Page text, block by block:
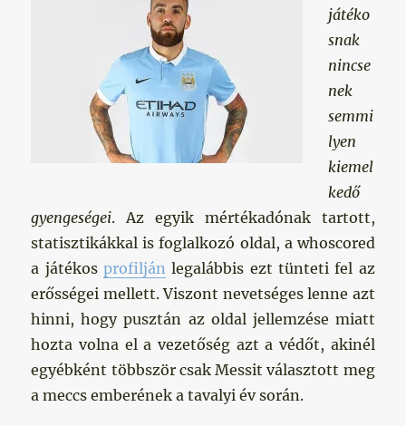
játéko
snak
nincse
nek
semmi
lyen
kiemel
kedő
gyengeségei. Az egyik mértékadónak tartott,
statisztikákkal is foglalkozó oldal, a whoscored
a játékosprofilján legalábbis ezt tünteti fel az
erősségei mellett. Viszont nevetséges lenne azt
hinni, hogy pusztán az oldal jellemzése miatt
hozta volna el a vezetőség azt a védőt, akinél
egyébként többször csak Messit választott meg
a meccs emberének a tavalyi év során.